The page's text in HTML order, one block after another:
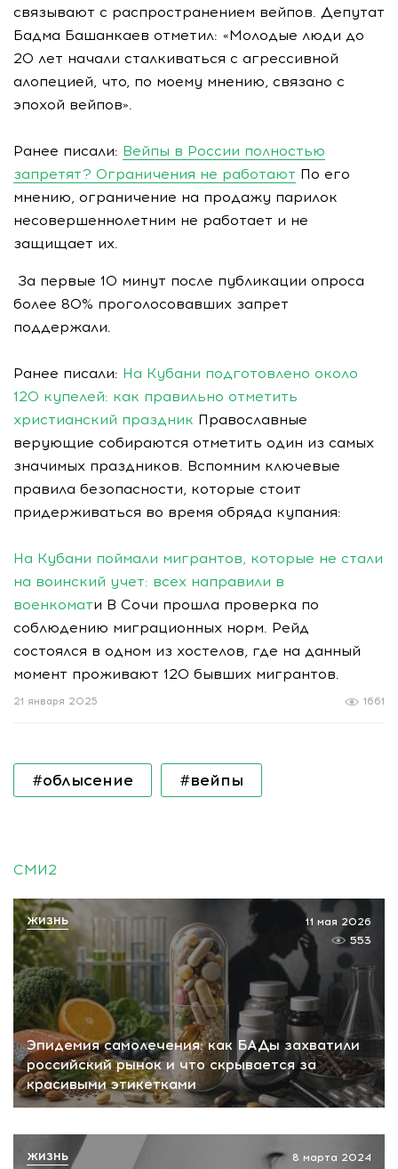
связывают с распространением вейпов. Депутат
Бадма Башанкаев отметил: «Молодые люди до
20 лет начали сталкиваться с агрессивной
алопецией, что, по моему мнению, связано с
эпохой вейпов».
Ранее писали: Вейпы в России полностью
запретят? Ограничения не работают По его
мнению, ограничение на продажу парилок
несовершеннолетним не работает и не
защищает их.
За первые 10 минут после публикации опроса
более 80% проголосовавших запрет
поддержали.
Ранее писали: На Кубани подготовлено около
120 купелей: как правильно отметить
христианский праздник Православные
верующие собираются отметить один из самых
значимых праздников. Вспомним ключевые
правила безопасности, которые стоит
придерживаться во время обряда купания:
На Кубани поймали мигрантов, которые не стали
на воинский учет: всех направили в
военкомати В Сочи прошла проверка по
соблюдению миграционных норм. Рейд
состоялся в одном из хостелов, где на данный
момент проживают 120 бывших мигрантов.
1661
21 января 2025
#облысение #вейпы
СМИ2
Эпидемия самолечения: как БАДы захватили
российский рынок и что скрывается за
красивыми этикетками
11 мая 2026
553
ЖИЗНЬ
8 марта 2024
ЖИЗНЬ